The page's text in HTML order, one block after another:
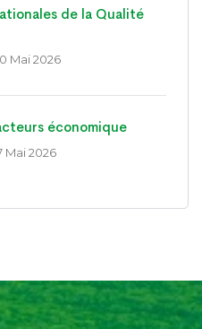
de la Qualité
Mai 2026
économique
Mai 2026